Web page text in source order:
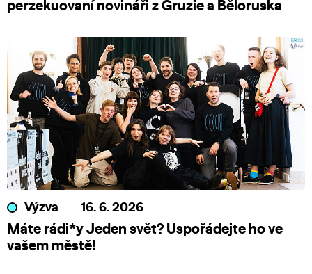
perzekuovaní novináři z Gruzie a Běloruska
Výzva 16. 6. 2026
Máte rádi*y Jeden svět? Uspořádejte ho ve
vašem městě!